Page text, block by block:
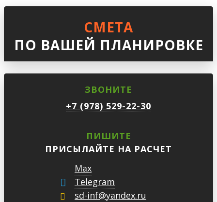
СМЕТА
ПО ВАШЕЙ ПЛАНИРОВКЕ
ЗВОНИТЕ
+7 (978) 529-22-30
ПИШИТЕ
ПРИСЫЛАЙТЕ НА РАСЧЕТ
Max
Telegram
sd-inf@yandex.ru